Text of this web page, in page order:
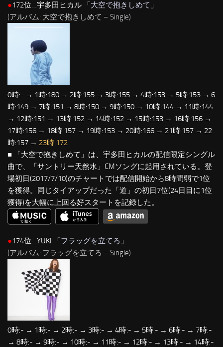
●172位…宇多田ヒカル 「 大空で抱きしめて 」
(アルバム: 大空で抱きしめて – Single)
0時:- → 1時:180 → 2時:155 → 3時:155 → 4時:153 → 5時:153 → 6
時:149 → 7時:151 → 8時:150 → 9時:150 → 10時:144 → 11時:144
→ 12時:151 → 13時:152 → 14時:152 → 15時:153 → 16時:156 →
17時:156 → 18時:157 → 19時:153 → 20時:166 → 21時:157 → 22
時:157 → 23時:172
■ 「大空で抱きしめて」は、宇多田ヒカルの配信限定シングル
曲で、「サントリー天然水」CMソングに起用されている。登
場初日(2017/7/10)のチャートでは配信開始から8時間弱で1位
を獲得。同じタイアップだった「道」の初日7位(24日目に1位
獲得)を大幅に上回る好スタートを記録した。
●174位…YUKI 「フラッグを立てろ 」
(アルバム: フラッグを立てろ – Single)
0時:- → 1時:- → 2時:- → 3時:- → 4時:- → 5時:- → 6時:- → 7時:-
→ 8時:- → 9時:- → 10時:- → 11時:- → 12時:- → 13時:- → 14時:-